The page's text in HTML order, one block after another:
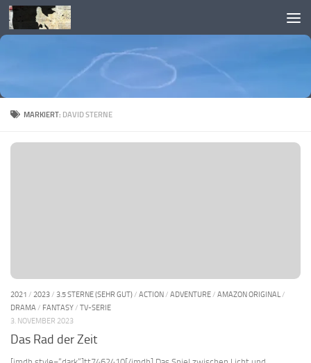
Skip to content
MARKIERT: DAVID STERNE
2021 / 2023/ 3.5 STERNE (SEHR GUT)/ ACTION/ ADVENTURE/ AMAZON ORIGINAL/
DRAMA / FANTASY/ TV-SERIE
3. NOVEMBER 2023
Das Rad der Zeit